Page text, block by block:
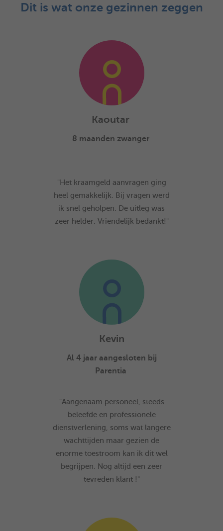
Dit is wat onze gezinnen zeggen
Kaoutar
8 maanden zwanger
"Het kraamgeld aanvragen ging
heel gemakkelijk. Bij vragen werd
ik snel geholpen. De uitleg was
zeer helder. Vriendelijk bedankt!"
Kevin
Al 4 jaar aangesloten bij
Parentia
"Aangenaam personeel, steeds
beleefde en professionele
dienstverlening, soms wat langere
wachttijden maar gezien de
enorme toestroom kan ik dit wel
begrijpen. Nog altijd een zeer
tevreden klant !"